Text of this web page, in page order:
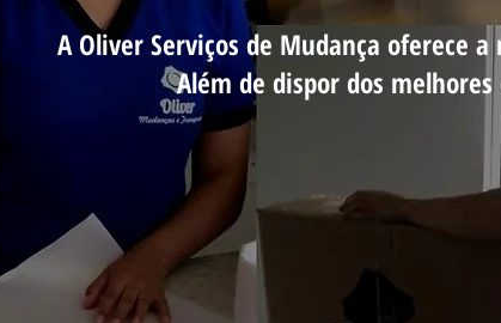
A Oliver Serviços de Mudança oferece
Além de dispor dos